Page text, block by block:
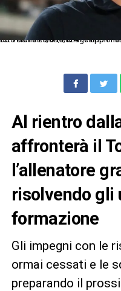
Db Verona 20/09/2024 - campionato di calcio serie A / Hellas Verona-Torino / foto
Al rientro
affronterà il
l’allenatore
risolvendo gli
formazione
Gli impegni con le
ormai cessati e le
preparando il